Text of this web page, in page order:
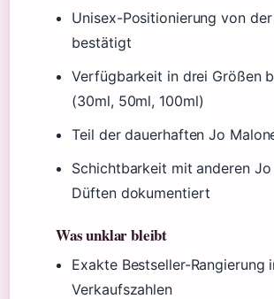
Unisex-Positionierung von
bestätigt
Verfügbarkeit in drei Größen
(30ml, 50ml, 100ml)
Teil der dauerhaften Jo
Schichtbarkeit mit anderen
Düften dokumentiert
Was unklar bleibt
Exakte Bestseller-Rangierung
Verkaufszahlen